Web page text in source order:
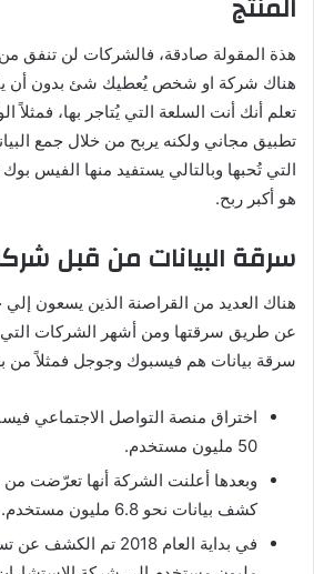
المنتج
هذة المقولة صادقة، فالشركات لن تنفق من
هناك شركة او شخص يُعطيك شئ بدون أن
تعلم أنك أنت السلعة التي يُتاجر بها،
تطبيق مجاني ولكنه يربح من خلال جمع
التي تُحبها وبالتالي يستفيد منها الفيس
هو أكبر ربح.
سرقة البيانات من قبل
هناك العديد من القراصنة الذين يسعون
عن طريق سرقتها ومن أشهر الشركات
سرقة بيانات هم فيسبوك وجوجل فمثلاً من
اختراق منصة التواصل الاجتماعي
50 مليون مستخدم.
وبعدها أعلنت الشركة أنها تعرّضت من
كشف بيانات نحو 6.8 مليون مستخدم.